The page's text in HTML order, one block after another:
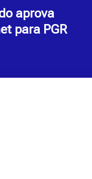
aprova
para PGR